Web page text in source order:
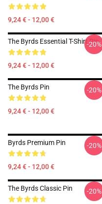
9,24 € - 12,00 €
The Byrds Essential T-Shirt Pin
9,24 € - 12,00 €
-20%
The Byrds Pin
9,24 € - 12,00 €
-20%
Byrds Premium Pin
9,24 € - 12,00 €
-20%
The Byrds Classic Pin -20%